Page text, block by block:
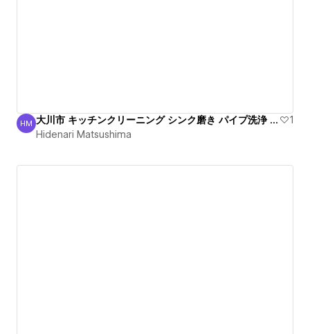
Hidenari Matsushima
HM 大川市 キッチンクリーニング シンク磨き パイプ洗浄 出張
1
Hidenari Matsushima